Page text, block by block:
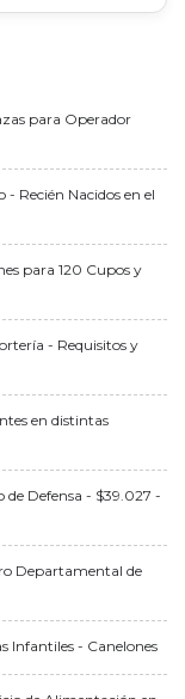
para Operador
Recién Nacidos en el
para 120 Cupos y
- Requisitos y
en distintas
Defensa - $39.027 -
Departamental de
Infantiles - Canelones